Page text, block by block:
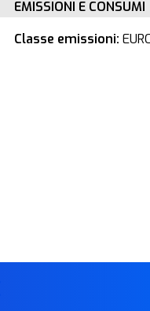
EMISSIONI E CONSUMI
Classe emissioni: